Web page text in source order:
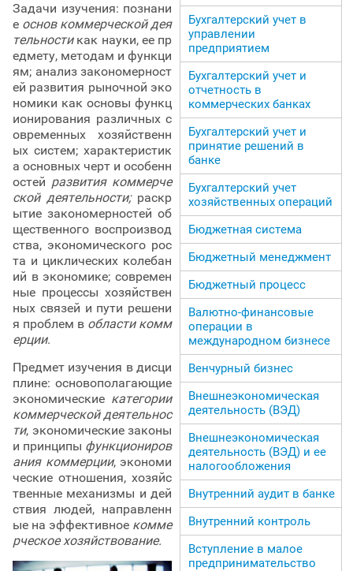
Задачи изучения: познани
е основ коммерческой дея
тельностикак науки, ее пр
едмету, методам и функци
ям; анализ закономерност
ей развития рыночной эко
номики как основы функц
ионирования различных с
овременных хозяйственн
ых систем; характеристик
а основных черт и особенн
остей развития коммерче
ской деятельности; раскр
ытие закономерностей об
щественного воспроизвод
ства, экономического рос
та и циклических колебан
ий в экономике; современ
ные процессы хозяйствен
ных связей и пути решени
я проблем в области комм
ерции.
Предмет изучения в дисци
плине: основополагающие
экономические категории
коммерческой деятельнос
ти, экономические законы
и принципы функциониров
ания коммерции, экономи
ческие отношения, хозяйс
твенные механизмы и дей
ствия людей, направленн
ые на эффективное комме
рческое хозяйствование.
Бухгалтерский учет в
управлении
предприятием
Бухгалтерский учет и
отчетность в
коммерческих банках
Бухгалтерский учет и
принятие решений в
банке
Бухгалтерский учет
хозяйственных операций
Бюджетная система
Бюджетный менеджмент
Бюджетный процесс
Валютно-финансовые
операции в
международном бизнесе
Венчурный бизнес
Внешнеэкономическая
деятельность (ВЭД)
Внешнеэкономическая
деятельность (ВЭД) и ее
налогообложения
Внутренний аудит в банке
Внутренний контроль
Вступление в малое
предпринимательство